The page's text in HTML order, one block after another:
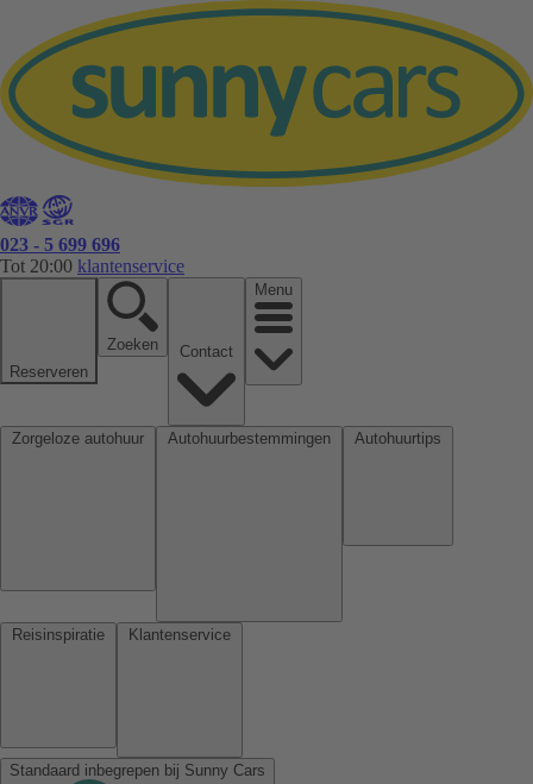
023 - 5 699 696
Tot 20:00 klantenservice
Reserveren
Zoeken
Menu
Standaard inbegrepen bij Sunny Cars